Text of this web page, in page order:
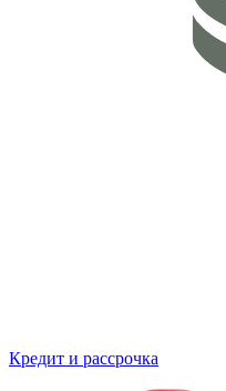
Кредит и рассрочка